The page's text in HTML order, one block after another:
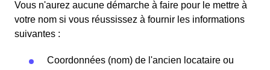
Vous n'aurez aucune démarche à faire pour le mettre à
votre nom si vous réussissez à fournir les informations
suivantes :
Coordonnées (nom) de l'ancien locataire ou